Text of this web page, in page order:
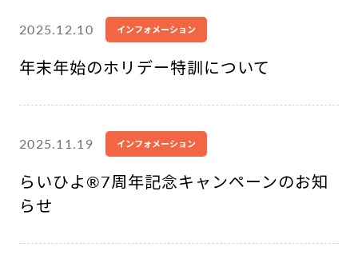
2025.12.10 インフォメーション
年末年始のホリデー特訓について
2025.11.19 インフォメーション
らいひよ®︎7周年記念キャンペーンのお知
らせ